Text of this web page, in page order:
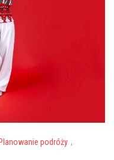
Planowanie podróży ,